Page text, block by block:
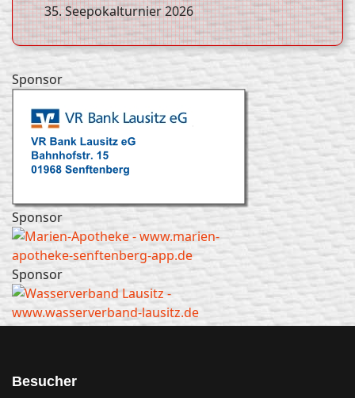
35. Seepokalturnier 2026
Sponsor
Sponsor
Sponsor
Besucher